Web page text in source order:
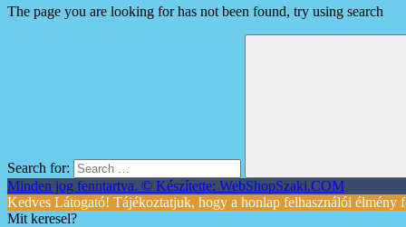
The page you are looking for has not been found, try using search
Search for:
Minden jog fenntartva. © Készítette: WebShopSzaki.COM
Kedves Látogató! Tájékoztatjuk, hogy a honlap felhasználói élmény
Mit keresel?